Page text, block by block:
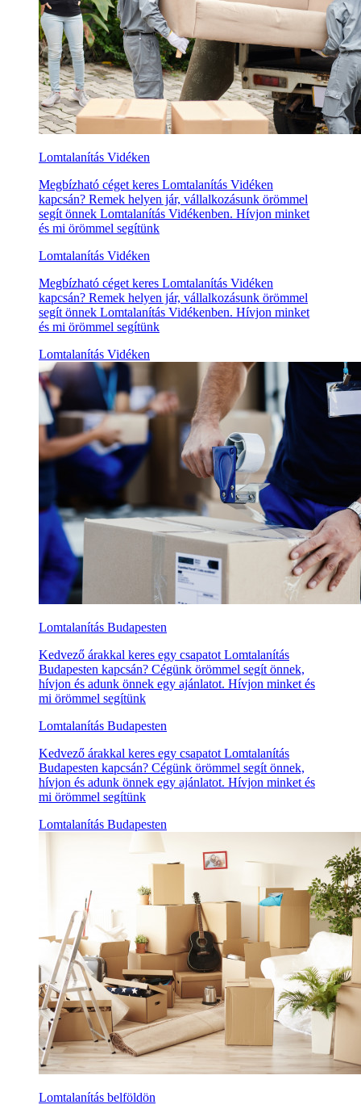
Lomtalanítás Vidéken
Megbízható céget keres Lomtalanítás Vidéken
kapcsán? Remek helyen jár, vállalkozásunk örömmel
segít önnek Lomtalanítás Vidékenben. Hívjon minket
és mi örömmel segítünk
Lomtalanítás Vidéken
Megbízható céget keres Lomtalanítás Vidéken
kapcsán? Remek helyen jár, vállalkozásunk örömmel
segít önnek Lomtalanítás Vidékenben. Hívjon minket
és mi örömmel segítünk
Lomtalanítás Vidéken
Lomtalanítás Budapesten
Kedvező árakkal keres egy csapatot Lomtalanítás
Budapesten kapcsán? Cégünk örömmel segít önnek,
hívjon és adunk önnek egy ajánlatot. Hívjon minket és
mi örömmel segítünk
Lomtalanítás Budapesten
Kedvező árakkal keres egy csapatot Lomtalanítás
Budapesten kapcsán? Cégünk örömmel segít önnek,
hívjon és adunk önnek egy ajánlatot. Hívjon minket és
mi örömmel segítünk
Lomtalanítás Budapesten
Lomtalanítás belföldön